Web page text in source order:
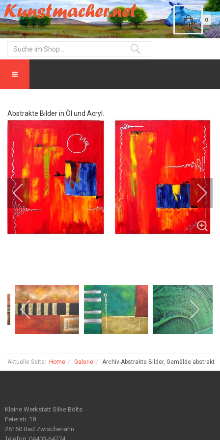
0
Abstrakte Bilder in Öl und Acryl.
Aktuelle Seite: Home Galerie Archiv-Abstrakte Bilder, Gemälde abstrakt
Kleine Werkstatt Silke Bölts
Peterstr. 18
26160 Bad Zwischenahn